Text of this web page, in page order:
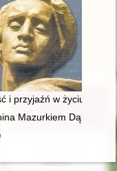
i Warszawa w
i przyjaźń w życiu
Mazurkiem
Polskie w